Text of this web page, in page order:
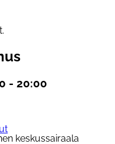
- 20:00
keskussairaala